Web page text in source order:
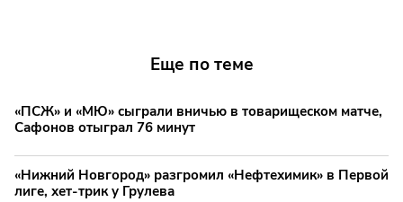
Еще по теме
«ПСЖ» и «МЮ» сыграли вничью в товарищеском матче,
Сафонов отыграл 76 минут
«Нижний Новгород» разгромил «Нефтехимик» в Первой
лиге, хет-трик у Грулева